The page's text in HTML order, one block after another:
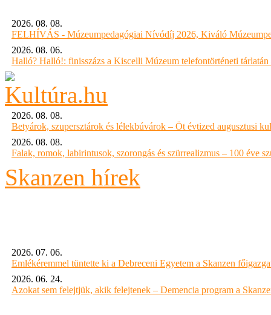
2026. 08. 08.
FELHÍVÁS - Múzeumpedagógiai Nívódíj 2026, Kiváló
2026. 08. 06.
Halló? Halló!: finisszázs a Kiscelli Múzeum telefontörténeti tárlatán
2026. 08. 08.
Betyárok, szupersztárok és lélekbúvárok – Öt évtized augusztusi
2026. 08. 08.
Falak, romok, labirintusok, szorongás és szürrealizmus – 100 éve
Skanzen hírek
2026. 07. 06.
Emlékéremmel tüntette ki a Debreceni Egyetem a Skanzen
2026. 06. 24.
Azokat sem felejtjük, akik felejtenek – Demencia program a